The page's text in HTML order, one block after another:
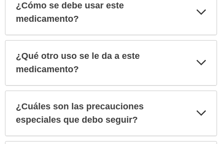
extendido.
¿Cómo se debe usar este
medicamento?
¿Qué otro uso se le da a este
medicamento?
¿Cuáles son las precauciones
especiales que debo seguir?